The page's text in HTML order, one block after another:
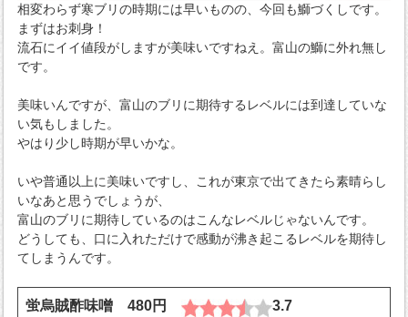
相変わらず寒ブリの時期には早いものの、今回も鰤づくしです。
まずはお刺身！
流石にイイ値段がしますが美味いですねえ。富山の鰤に外れ無し
です。
美味いんですが、富山のブリに期待するレベルには到達していな
い気もしました。
やはり少し時期が早いかな。
いや普通以上に美味いですし、これが東京で出てきたら素晴らし
いなあと思うでしょうが、
富山のブリに期待しているのはこんなレベルじゃないんです。
どうしても、口に入れただけで感動が沸き起こるレベルを期待し
てしまうんです。
蛍烏賊酢味噌 480円 3.7